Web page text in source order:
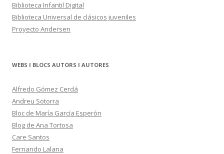
Biblioteca Infantil Digital
Biblioteca Universal de clásicos juveniles
Proyecto Andersen
WEBS I BLOCS AUTORS I AUTORES
Alfredo Gómez Cerdá
Andreu Sotorra
Bloc de María García Esperón
Blog de Ana Tortosa
Care Santos
Fernando Lalana